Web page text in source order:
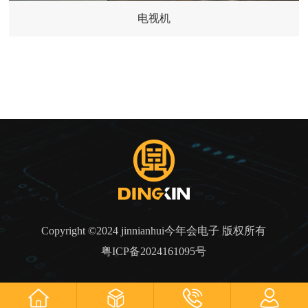
电视机
Copyright ©2024 jinnianhui今年会电子 版权所有
粤ICP备2024161095号